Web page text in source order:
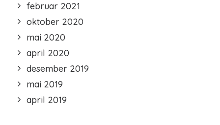
februar 2021
oktober 2020
mai 2020
april 2020
desember 2019
mai 2019
april 2019